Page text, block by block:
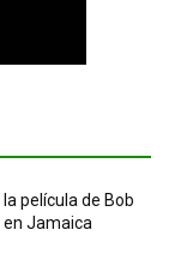
película de Bob
Jamaica